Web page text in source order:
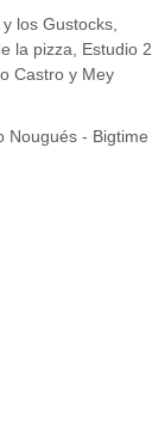
los Gustocks,
la pizza, Estudio 2,
Castro y Mey
Nougués - Bigtime